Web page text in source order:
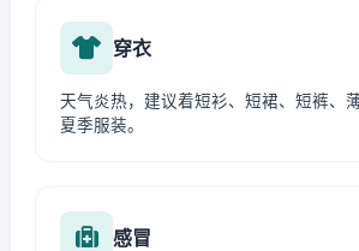
穿衣
天气炎热，建议着短衫、短裙、短裤、
夏季服装。
感冒